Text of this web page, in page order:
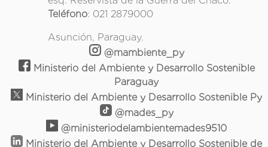
Teléfono: 021 2879000
Asunción, Paraguay.
@mambiente_py
Ministerio del Ambiente y Desarrollo Sostenible
Paraguay
Ministerio del Ambiente y Desarrollo Sostenible Py
@mades_py
@ministeriodelambientemades9510
Ministerio del Ambiente y Desarrollo Sostenible de